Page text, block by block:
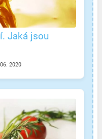
Jaká jsou
2020